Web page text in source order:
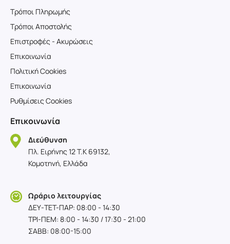
Τρόποι Πληρωμής
Τρόποι Αποστολής
Επιστροφές - Ακυρώσεις
Επικοινωνία
Πολιτική Cookies
Επικοινωνία
Ρυθμίσεις Cookies
Επικοινωνία
Διεύθυνση
Πλ. Ειρήνης 12 T.K 69132,
Κομοτηνή, Ελλάδα
Ωράριο λειτουργίας
ΔΕΥ-TET-ΠΑΡ: 08:00 - 14:30
ΤΡΙ-ΠΕΜ: 8:00 - 14:30 / 17:30 - 21:00
ΣΑΒΒ: 08:00-15:00